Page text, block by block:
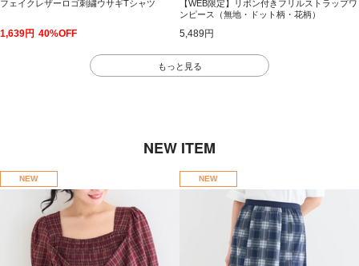
フェイクレザーロゴ刺繍ウサギTシャツ
1,639円 40%OFF
【WEB限定】リボン付きフリルストラップワ
ンピース（無地・ドット柄・花柄）
5,489円
もっと見る
NEW ITEM
NEW NEW